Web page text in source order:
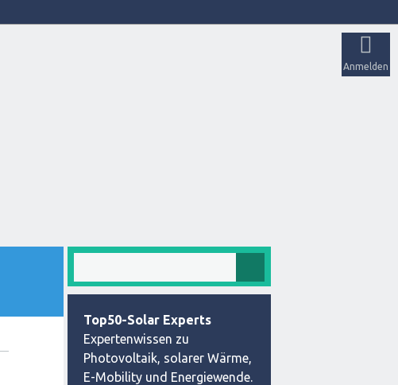
Anmelden
Top50-Solar Experts
Expertenwissen zu
Photovoltaik, solarer Wärme,
E-Mobility und Energiewende.